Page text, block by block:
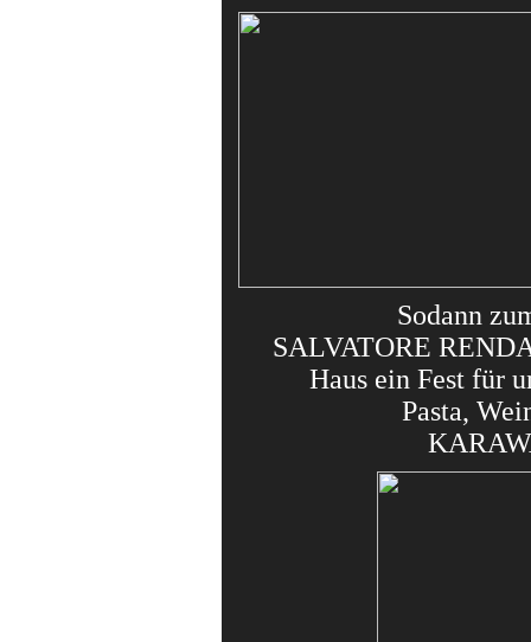
Sodann
SALVATORE
Haus ein Fest für
Pasta,